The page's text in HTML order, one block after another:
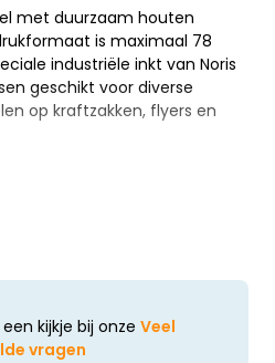
met duurzaam houten
is maximaal 78
industriële inkt van Noris
geschikt voor diverse
op kraftzakken, flyers en
kijkje bij onze Veel
vragen